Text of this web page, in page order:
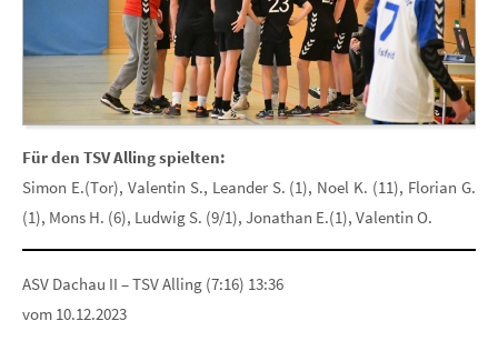
Für den TSV Alling spielten:
Simon E.(Tor), Valentin S., Leander S. (1), Noel K. (11), Florian G.
(1), Mons H. (6), Ludwig S. (9/1), Jonathan E.(1), Valentin O.
ASV Dachau II – TSV Alling (7:16) 13:36
vom 10.12.2023